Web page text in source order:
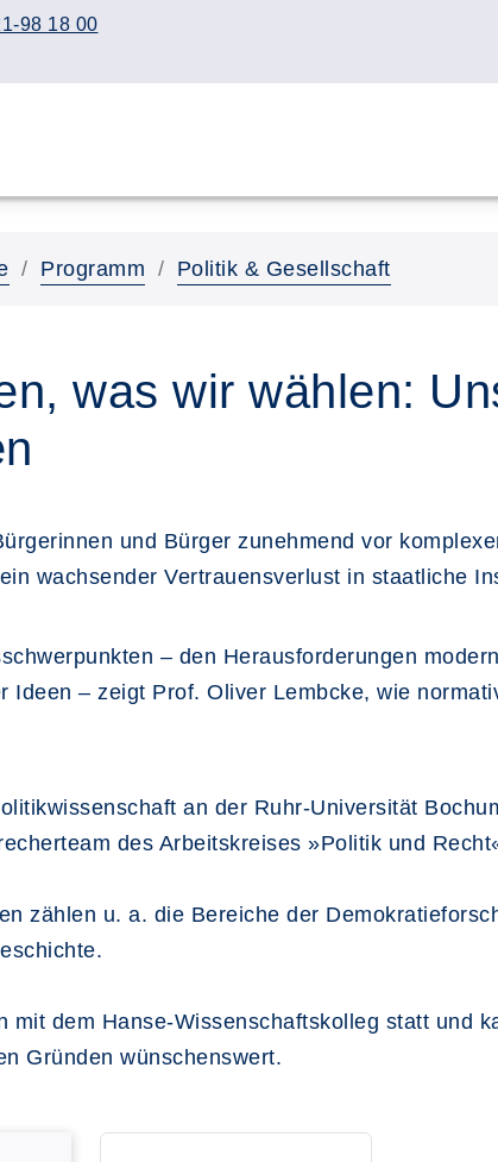
98 18 00
Programm Politik & Gesellschaft
was wir wählen:
und Bürger zunehmend vor
wachsender Vertrauensverlust in staatliche
– den Herausforderungen
Ideen – zeigt Prof. Oliver Lembcke, wie
an der Ruhr-Universität
des Arbeitskreises »Politik und
zählen u. a. die Bereiche der
mit dem Hanse-Wissenschaftskolleg statt und
Gründen wünschenswert.